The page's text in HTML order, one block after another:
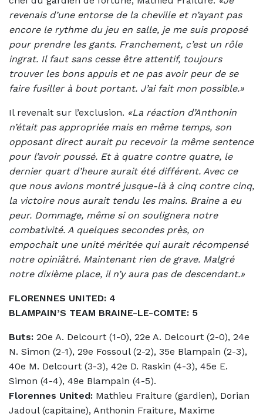
revenais d’une entorse de la cheville et n’ayant pas
encore le rythme du jeu en salle, je me suis proposé
pour prendre les gants. Franchement, c’est un rôle
ingrat. Il faut sans cesse être attentif, toujours
trouver les bons appuis et ne pas avoir peur de se
faire fusiller à bout portant. J’ai fait mon possible.»
Il revenait sur l’exclusion. «La réaction d’Anthonin
n’était pas appropriée mais en même temps, son
opposant direct aurait pu recevoir la même sentence
pour l’avoir poussé. Et à quatre contre quatre, le
dernier quart d’heure aurait été différent. Avec ce
que nous avions montré jusque-là à cinq contre cinq,
la victoire nous aurait tendu les mains. Braine a eu
peur. Dommage, même si on soulignera notre
combativité. A quelques secondes près, on
empochait une unité méritée qui aurait récompensé
notre opiniâtré. Maintenant rien de grave. Malgré
notre dixième place, il n’y aura pas de descendant.»
FLORENNES UNITED: 4
BLAMPAIN’S TEAM BRAINE-LE-COMTE: 5
Buts: 20e A. Delcourt (1-0), 22e A. Delcourt (2-0), 24e
N. Simon (2-1), 29e Fossoul (2-2), 35e Blampain (2-3),
40e M. Delcourt (3-3), 42e D. Raskin (4-3), 45e E.
Simon (4-4), 49e Blampain (4-5).
Florennes United: Mathieu Fraiture (gardien), Dorian
Jadoul (capitaine), Anthonin Fraiture, Maxime